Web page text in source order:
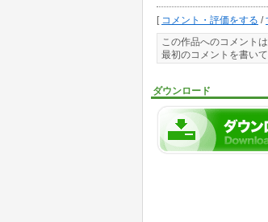
[ コメント・評価をする /
この作品へのコメント
最初のコメントを書い
ダウンロード